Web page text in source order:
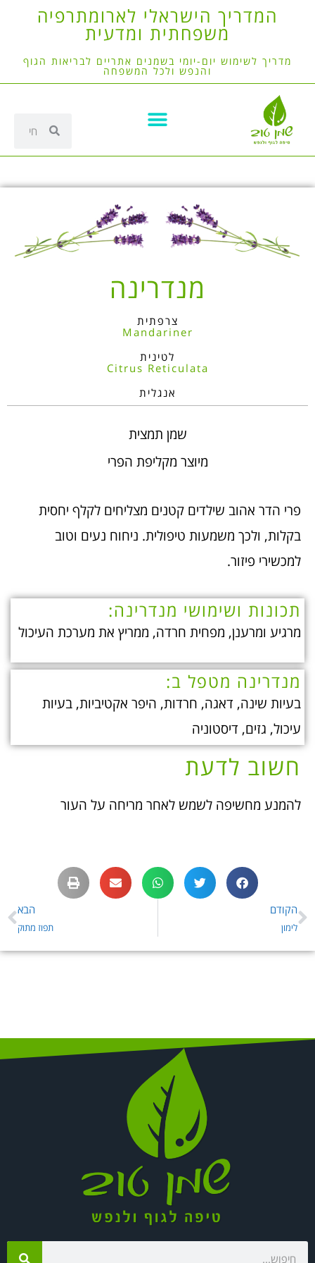
המדריך הישראלי לארומתרפיה
משפחתית ומדעית
מדריך לשימוש יום-יומי בשמנים אתריים לבריאות הגוף
והנפש ולכל המשפחה
מנדרינה
צרפתית
Mandariner
לטינית
Citrus Reticulata
אנגלית
שמן תמצית
מיוצר מקליפת הפרי
פרי הדר אהוב שילדים קטנים מצליחים לקלף יחסית
בקלות, ולכך משמעות טיפולית. ניחוח נעים וטוב
למכשירי פיזור.
תכונות ושימושי מנדרינה:
מרגיע ומרענן, מפחית חרדה, ממריץ את מערכת העיכול
מנדרינה מטפל ב:
בעיות שינה, דאגה, חרדות, היפר אקטיביות, בעיות
עיכול, גזים, דיסטוניה
חשוב לדעת
להמנע מחשיפה לשמש לאחר מריחה על העור
הקודם
לימון
הבא
תפוז מתוק